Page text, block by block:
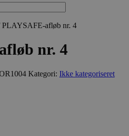
PLAYSAFE-afløb nr. 4
nr. 4
Kategori: Ikke kategoriseret